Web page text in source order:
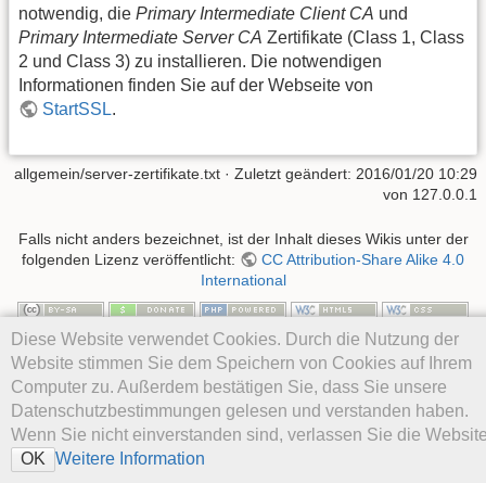
notwendig, die Primary Intermediate Client CA und
Primary Intermediate Server CA Zertifikate (Class 1, Class
2 und Class 3) zu installieren. Die notwendigen
Informationen finden Sie auf der Webseite von
StartSSL.
Diese Website verwendet Cookies. Durch die Nutzung der
Website stimmen Sie dem Speichern von Cookies auf Ihrem
Computer zu. Außerdem bestätigen Sie, dass Sie unsere
Datenschutzbestimmungen gelesen und verstanden haben.
Wenn Sie nicht einverstanden sind, verlassen Sie die
OK Weitere Information
allgemein/server-zertifikate.txt · Zuletzt geändert: 2016/01/20 10:29
von 127.0.0.1
Falls nicht anders bezeichnet, ist der Inhalt dieses Wikis unter der
folgenden Lizenz veröffentlicht:
CC Attribution-Share Alike 4.0
International